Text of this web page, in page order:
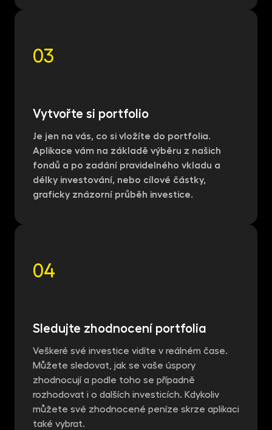
03
Vytvořte si portfolio
Je jen na vás, co si vložíte do portfolia.
Aplikace vám na základě výběru z našich
fondů a po zadání pravidelného vkladu a
délky investování, nebo cílové částky,
graficky znázorní průběh investice.
04
Sledujte zhodnocení portfolia
Veškeré své investice vidíte v reálném čase.
Můžete sledovat, jak se vaše úspory
zhodnocují a podle toho se případně
rozhodovat i o dalších investicích. Kdykoliv
můžete své zhodnocené peníze skrze aplikaci
také vybrat.